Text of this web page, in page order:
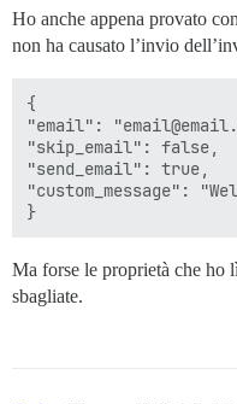
Ho anche appena provato
non ha causato l’invio
{
"email":
"skip_email": false,
"send_email": true,
"custom_message":
Ma forse le proprietà che ho
sbagliate.